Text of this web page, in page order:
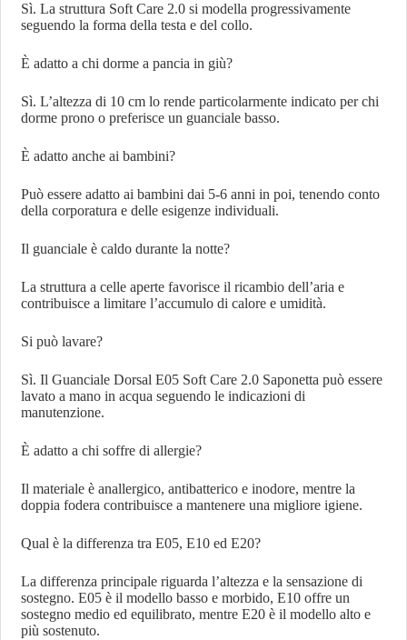
Sì. La struttura Soft Care 2.0 si modella progressivamente
seguendo la forma della testa e del collo.
È adatto a chi dorme a pancia in giù?
Sì. L’altezza di 10 cm lo rende particolarmente indicato per chi
dorme prono o preferisce un guanciale basso.
È adatto anche ai bambini?
Può essere adatto ai bambini dai 5-6 anni in poi, tenendo conto
della corporatura e delle esigenze individuali.
Il guanciale è caldo durante la notte?
La struttura a celle aperte favorisce il ricambio dell’aria e
contribuisce a limitare l’accumulo di calore e umidità.
Si può lavare?
Sì. Il Guanciale Dorsal E05 Soft Care 2.0 Saponetta può essere
lavato a mano in acqua seguendo le indicazioni di
manutenzione.
È adatto a chi soffre di allergie?
Il materiale è anallergico, antibatterico e inodore, mentre la
doppia fodera contribuisce a mantenere una migliore igiene.
Qual è la differenza tra E05, E10 ed E20?
La differenza principale riguarda l’altezza e la sensazione di
sostegno. E05 è il modello basso e morbido, E10 offre un
sostegno medio ed equilibrato, mentre E20 è il modello alto e
più sostenuto.